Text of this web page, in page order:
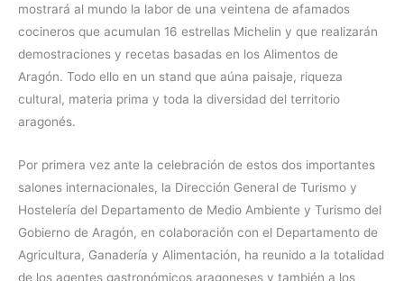
mostrará al mundo la labor de una veintena de afamados
cocineros que acumulan 16 estrellas Michelin y que realizarán
demostraciones y recetas basadas en los Alimentos de
Aragón. Todo ello en un stand que aúna paisaje, riqueza
cultural, materia prima y toda la diversidad del territorio
aragonés.
Por primera vez ante la celebración de estos dos importantes
salones internacionales, la Dirección General de Turismo y
Hostelería del Departamento de Medio Ambiente y Turismo del
Gobierno de Aragón, en colaboración con el Departamento de
Agricultura, Ganadería y Alimentación, ha reunido a la totalidad
de los agentes gastronómicos aragoneses y también a los